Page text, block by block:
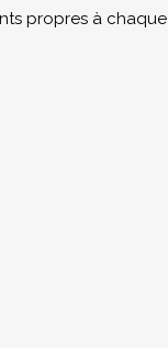
propres à chaque